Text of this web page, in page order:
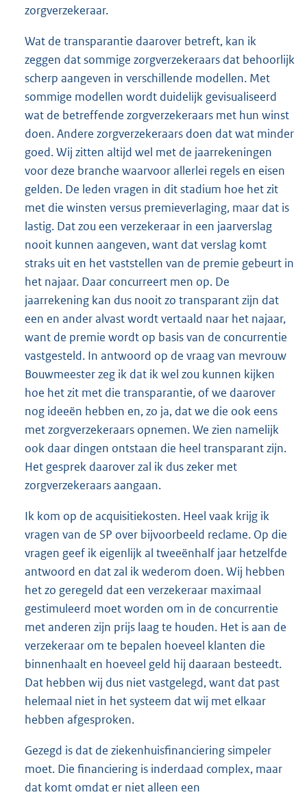
zorgverzekeraar.
Wat de transparantie daarover betreft, kan ik
zeggen dat sommige zorgverzekeraars dat behoorlijk
scherp aangeven in verschillende modellen. Met
sommige modellen wordt duidelijk gevisualiseerd
wat de betreffende zorgverzekeraars met hun winst
doen. Andere zorgverzekeraars doen dat wat minder
goed. Wij zitten altijd wel met de jaarrekeningen
voor deze branche waarvoor allerlei regels en eisen
gelden. De leden vragen in dit stadium hoe het zit
met die winsten versus premieverlaging, maar dat is
lastig. Dat zou een verzekeraar in een jaarverslag
nooit kunnen aangeven, want dat verslag komt
straks uit en het vaststellen van de premie gebeurt in
het najaar. Daar concurreert men op. De
jaarrekening kan dus nooit zo transparant zijn dat
een en ander alvast wordt vertaald naar het najaar,
want de premie wordt op basis van de concurrentie
vastgesteld. In antwoord op de vraag van mevrouw
Bouwmeester zeg ik dat ik wel zou kunnen kijken
hoe het zit met die transparantie, of we daarover
nog ideeën hebben en, zo ja, dat we die ook eens
met zorgverzekeraars opnemen. We zien namelijk
ook daar dingen ontstaan die heel transparant zijn.
Het gesprek daarover zal ik dus zeker met
zorgverzekeraars aangaan.
Ik kom op de acquisitiekosten. Heel vaak krijg ik
vragen van de SP over bijvoorbeeld reclame. Op die
vragen geef ik eigenlijk al tweeënhalf jaar hetzelfde
antwoord en dat zal ik wederom doen. Wij hebben
het zo geregeld dat een verzekeraar maximaal
gestimuleerd moet worden om in de concurrentie
met anderen zijn prijs laag te houden. Het is aan de
verzekeraar om te bepalen hoeveel klanten die
binnenhaalt en hoeveel geld hij daaraan besteedt.
Dat hebben wij dus niet vastgelegd, want dat past
helemaal niet in het systeem dat wij met elkaar
hebben afgesproken.
Gezegd is dat de ziekenhuisfinanciering simpeler
moet. Die financiering is inderdaad complex, maar
dat komt omdat er niet alleen een